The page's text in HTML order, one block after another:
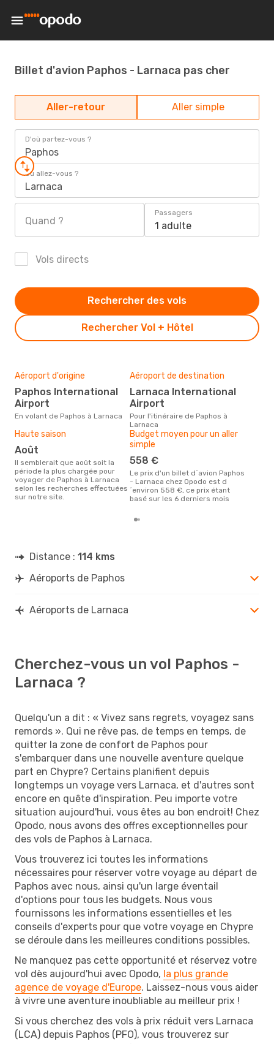
Billet d'avion Paphos - Larnaca pas cher
Aller-retour Aller simple
D'où partez-vous ?
Paphos
Où allez-vous ?
Larnaca
Quand ?
Passagers
1 adulte
Vols directs
Rechercher Vol + Hôtel
Rechercher des vols
Aéroport d'origine
Paphos International
Airport
En volant de Paphos à Larnaca
Aéroport de destination
Larnaca International
Airport
Pour l'itinéraire de Paphos à
Larnaca
Haute saison
août
Il semblerait que août soit la
période la plus chargée pour
voyager de Paphos à Larnaca
selon les recherches effectuées
sur notre site.
Budget moyen pour un aller
simple
558 €
Le prix d'un billet d´avion Paphos
- Larnaca chez Opodo est d
´environ 558 €, ce prix étant
basé sur les 6 derniers mois
Distance : 114 kms
Aéroports de Paphos
Aéroports de Larnaca
Cherchez-vous un vol Paphos -
Larnaca ?
Quelqu'un a dit : « Vivez sans regrets, voyagez sans
remords ». Qui ne rêve pas, de temps en temps, de
quitter la zone de confort de Paphos pour
s'embarquer dans une nouvelle aventure quelque
part en Chypre? Certains planifient depuis
longtemps un voyage vers Larnaca, et d'autres sont
encore en quête d'inspiration. Peu importe votre
situation aujourd'hui, vous êtes au bon endroit! Chez
Opodo, nous avons des offres exceptionnelles pour
des vols de Paphos à Larnaca.
Vous trouverez ici toutes les informations
nécessaires pour réserver votre voyage au départ de
Paphos avec nous, ainsi qu'un large éventail
d'options pour tous les budgets. Nous vous
fournissons les informations essentielles et les
conseils d'experts pour que votre voyage en Chypre
se déroule dans les meilleures conditions possibles.
Ne manquez pas cette opportunité et réservez votre
vol dès aujourd'hui avec Opodo, la plus grande
agence de voyage d'Europe. Laissez-nous vous aider
à vivre une aventure inoubliable au meilleur prix !
Si vous cherchez des vols à prix réduit vers Larnaca
(LCA) depuis Paphos (PFO), vous trouverez sur